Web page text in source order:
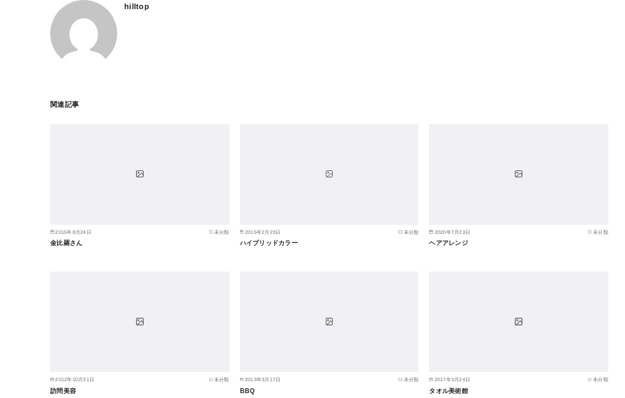
hilltop
関連記事
2015年8月24日 未分類
金比羅さん
2015年2月23日 未分類
ハイブリッドカラー
2020年7月23日 未分類
ヘアアレンジ
2012年10月31日 未分類
訪問美容
2013年3月17日 未分類
BBQ
2017年3月24日 未分類
タオル美術館